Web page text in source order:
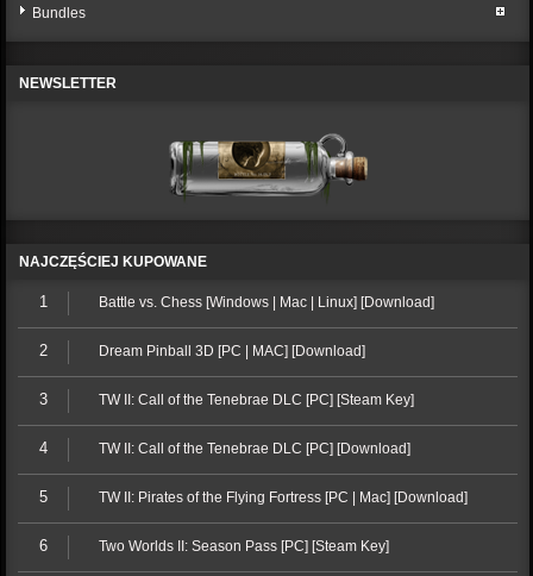
Bundles
NEWSLETTER
NAJCZĘŚCIEJ KUPOWANE
1 Battle vs. Chess [Windows | Mac | Linux] [Download]
2 Dream Pinball 3D [PC | MAC] [Download]
3 TW II: Call of the Tenebrae DLC [PC] [Steam Key]
4 TW II: Call of the Tenebrae DLC [PC] [Download]
5 TW II: Pirates of the Flying Fortress [PC | Mac] [Download]
6 Two Worlds II: Season Pass [PC] [Steam Key]